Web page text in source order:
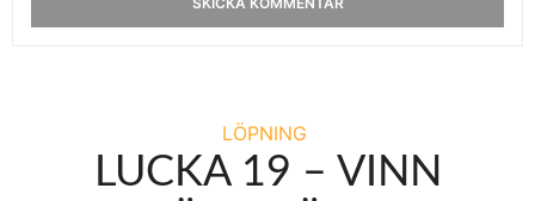
LÖPNING
LUCKA 19 – VINN